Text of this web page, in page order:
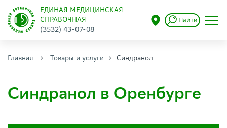
ЕДИНАЯ МЕДИЦИНСКАЯ
СПРАВОЧНАЯ
(3532) 43-07-08
Найти
Главная Товары и услуги Синдранол
Синдранол в Оренбурге